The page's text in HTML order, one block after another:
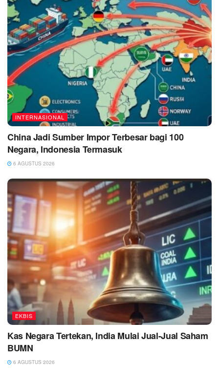
INTERNASIONAL
China Jadi Sumber Impor Terbesar bagi 100
Negara, Indonesia Termasuk
6 AGUSTUS 2026
EKBIS
Kas Negara Tertekan, India Mulai Jual-Jual Saham
BUMN
6 AGUSTUS 2026